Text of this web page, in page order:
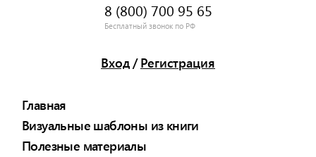
8 (800) 700 95 65
Бесплатный звонок по РФ
Вход/ Регистрация
Главная
Визуальные шаблоны из книги
Полезные материалы